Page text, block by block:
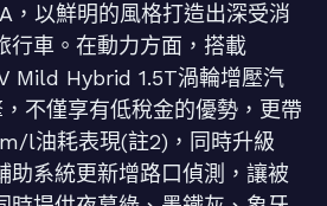
，以鮮明的風格打造出深受消
行車。在動力方面，搭載
Hybrid 1.5T渦輪增壓汽
不僅享有低稅金的優勢，更帶
l油耗表現(註2)，同時升級
助系統更新增路口偵測，讓被